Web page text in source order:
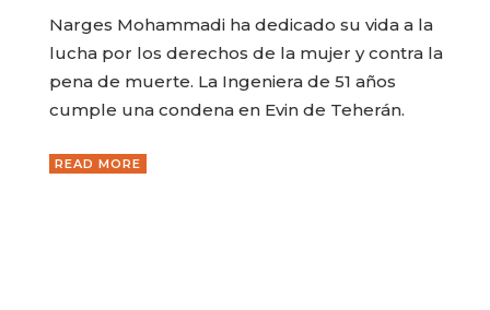
Narges Mohammadi ha dedicado su vida a la
lucha por los derechos de la mujer y contra la
pena de muerte. La Ingeniera de 51 años
cumple una condena en Evin de Teherán.
READ MORE